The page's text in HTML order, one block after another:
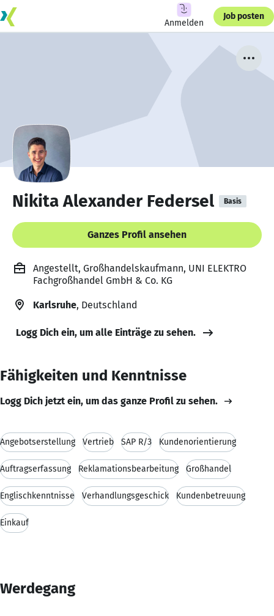
Anmelden
Job posten
Nikita Alexander Federsel Basis
Ganzes Profil ansehen
Angestellt, Großhandelskaufmann, UNI ELEKTRO
Fachgroßhandel GmbH & Co. KG
Karlsruhe, Deutschland
Logg Dich ein, um alle Einträge zu sehen.
Fähigkeiten und Kenntnisse
Logg Dich jetzt ein, um das ganze Profil zu sehen.
Angebotserstellung Vertrieb SAP R/3 Kundenorientierung
Auftragserfassung Reklamationsbearbeitung Großhandel
Englischkenntnisse Verhandlungsgeschick Kundenbetreuung
Einkauf
Werdegang